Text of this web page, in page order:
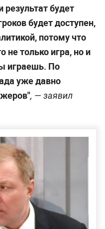
будет
будет доступен,
потому что
не только игра, но и
играешь. По
уже давно
, — заявил